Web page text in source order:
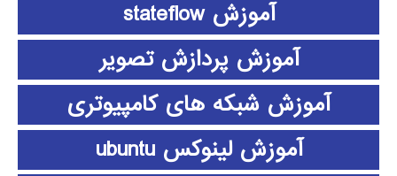
آموزش stateflow
آموزش پردازش تصویر
آموزش شبکه های کامپیوتری
آموزش لینوکس ubuntu